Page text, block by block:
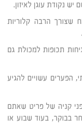
נקודת עוגן לאיזון.
שצורך הרבה קלוריות
תכופות למכולת גם
הפערים עשויים להגיע
קניה של פריט שאתם
בבוקר, בעוד שבוע או